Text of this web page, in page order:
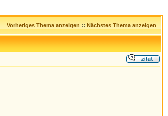
Vorheriges Thema anzeigen :: Nächstes Thema anzeigen